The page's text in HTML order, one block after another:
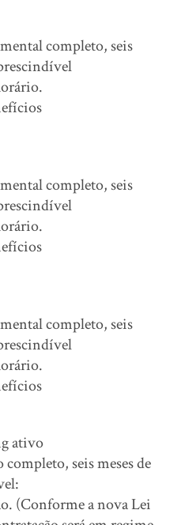
completo, seis
completo, seis
completo, seis
ativo
seis meses de
(Conforme a nova Lei